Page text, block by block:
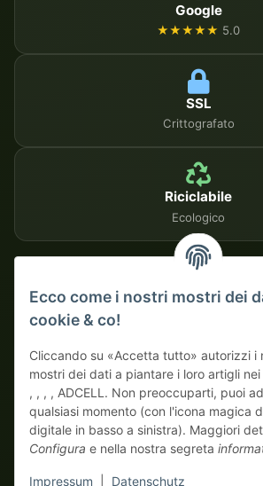
Google
★★★★★ 5.0
SSL
Crittografato
Riciclabile
Ecologico
Su fattura
Ecco come i nostri mostri dei
cookie & co!
Cliccando su «Accetta tutto» autorizzi i
mostri dei dati a piantare i loro artigli
, , , , ADCELL. Non preoccuparti, puoi
qualsiasi momento (con l'icona magica
digitale in basso a sinistra). Maggiori
Configura e nella nostra segreta
Impressum Datenschutz